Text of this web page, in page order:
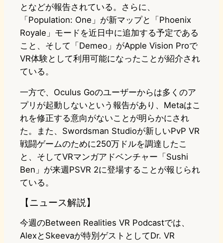
となどが報告されている。さらに、
「Population: One」が新マップと「Phoenix
Royale」モードを近日中に追加する予定である
こと、そして「Demeo」がApple Vision Proで
VR体験として利用可能になったことが紹介され
ている。
一方で、Oculus Goのユーザーからは多くのア
プリが起動しないという報告があり、Metaはこ
れを修正する意向がないことが明らかにされ
た。また、Swordsman Studioが新しいPvP VR
戦闘ゲームのために250万ドルを調達したこ
と、そしてVRマンガアドベンチャー「Sushi
Ben」が来週PSVR 2に登場することが報じられ
ている。
【ニュース解説】
今週のBetween Realities VR Podcastでは、
AlexとSkeevaが特別ゲストとしてDr. VR